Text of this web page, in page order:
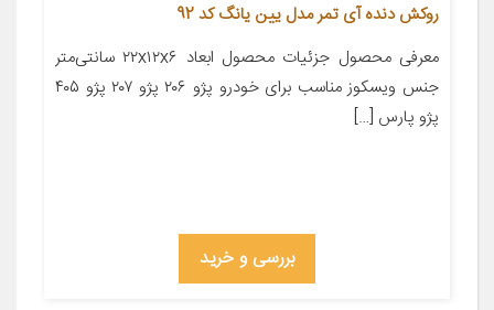
روکش دنده آی تمر مدل یین یانگ کد 92
معرفی محصول جزئیات محصول ابعاد ۲۲x۱۲x۶ سانتی‌متر
جنس ویسکوز مناسب برای خودرو پژو ۲۰۶ پژو ۲۰۷ پژو ۴۰۵
پژو پارس […]
بررسی و خرید